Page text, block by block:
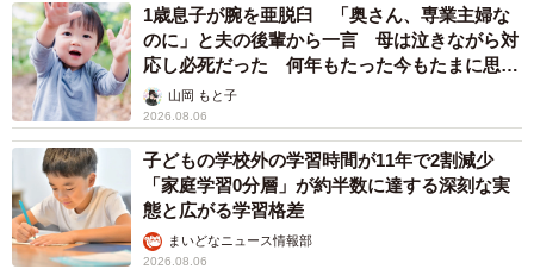
1歳息子が腕を亜脱臼 「奥さん、専業主婦な
のに」と夫の後輩から一言 母は泣きながら対
応し必死だった 何年もたった今もたまに思い
出し…山岡 もと子
2026.08.06
子どもの学校外の学習時間が11年で2割減少
「家庭学習0分層」が約半数に達する深刻な実
態と広がる学習格差
まいどなニュース情報部
2026.08.06